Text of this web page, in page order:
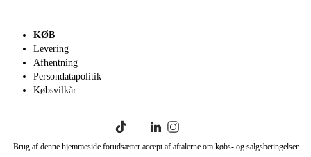
KØB
Levering
Afhentning
Persondatapolitik
Købsvilkår
Brug af denne hjemmeside forudsætter accept af aftalerne om købs- og salgsbetingelser